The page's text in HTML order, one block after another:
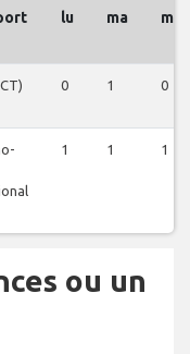
lu ma me
0 1 0
1 1 1
ou un